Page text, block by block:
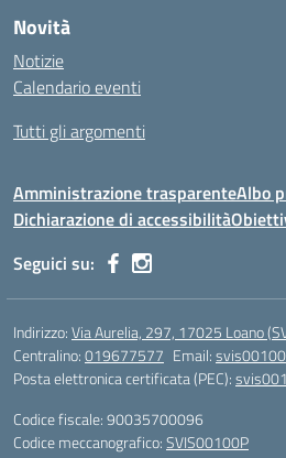
Novità
Notizie
Calendario eventi
Tutti gli argomenti
Amministrazione trasparenteAlbo
Dichiarazione di accessibilità
Seguici su:
Indirizzo:Via Aurelia, 297, 17025 Loano
Centralino:019677577 Email:
Posta elettronica certificata (PEC):
Codice fiscale: 90035700096
Codice meccanografico:SVIS00100P